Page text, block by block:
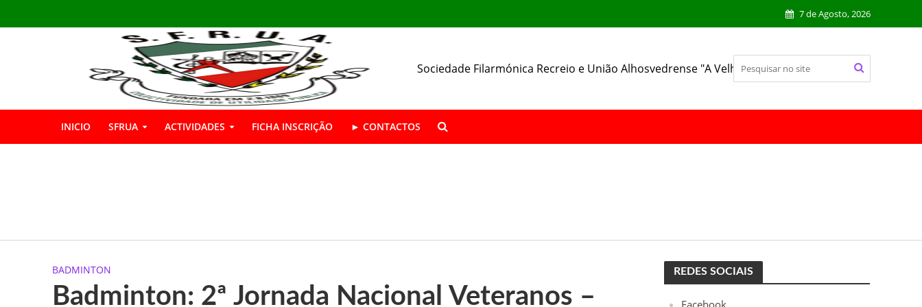
7 de Agosto, 2026
Sociedade Filarmónica Recreio e União Alhosvedrense "A Velhinha"
INICIO SFRUA ACTIVIDADES FICHA INSCRIÇÃO ► CONTACTOS
A SFRUA assinalou o seu 157.º aniversário.
BADMINTON
Badminton: 2ª Jornada Nacional Veteranos –
REDES SOCIAIS
Facebook